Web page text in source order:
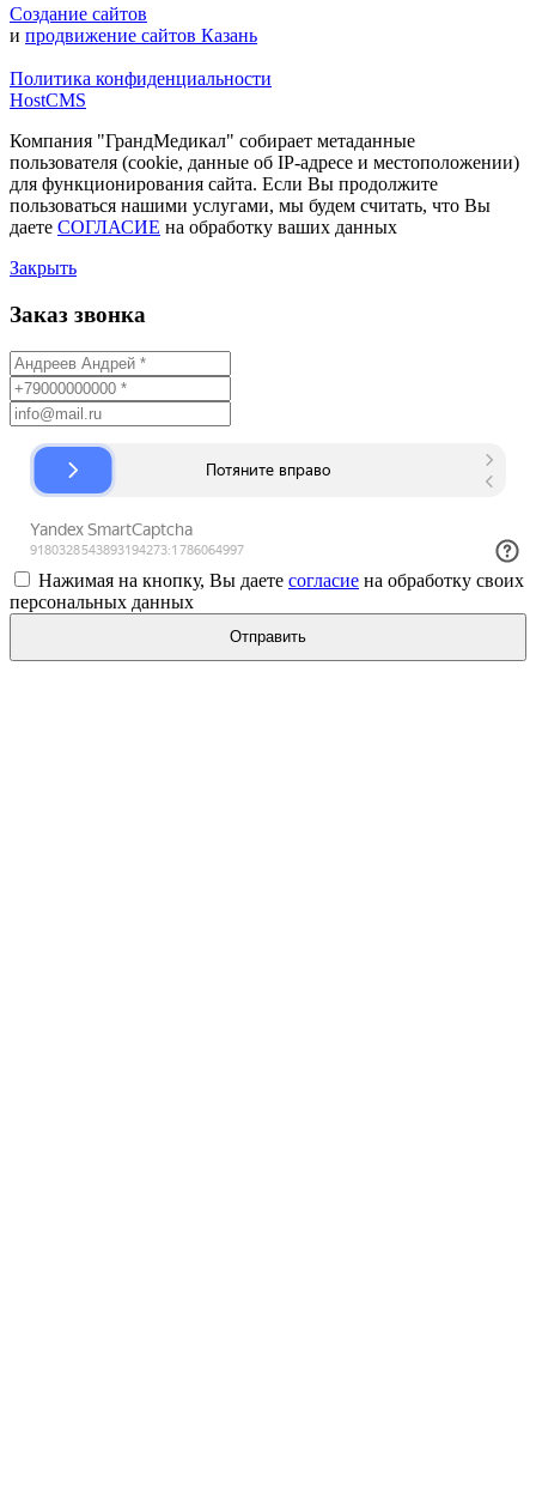
Создание сайтов
и продвижение сайтов Казань
Политика конфиденциальности
HostCMS
Компания "ГрандМедикал" собирает метаданные
пользователя (cookie, данные об IP-адресе и местоположении)
для функционирования сайта. Если Вы продолжите
пользоваться нашими услугами, мы будем считать, что Вы
даете СОГЛАСИЕ на обработку ваших данных
Закрыть
Заказ звонка
Нажимая на кнопку, Вы даете согласие на обработку своих
персональных данных
Отправить